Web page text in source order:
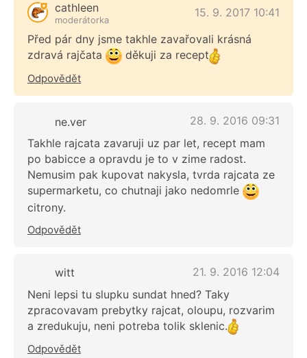
cathleen
moderátorka
15. 9. 2017 10:41
Před pár dny jsme takhle zavařovali krásná
zdravá rajčata
děkuji za recept
Odpovědět
ne.ver
28. 9. 2016 09:31
Takhle rajcata zavaruji uz par let, recept mam
po babicce a opravdu je to v zime radost.
Nemusim pak kupovat nakysla, tvrda rajcata ze
supermarketu, co chutnaji jako nedomrle
citrony.
Odpovědět
witt
21. 9. 2016 12:04
Neni lepsi tu slupku sundat hned? Taky
zpracovavam prebytky rajcat, oloupu, rozvarim
a zredukuju, neni potreba tolik sklenic.
Odpovědět